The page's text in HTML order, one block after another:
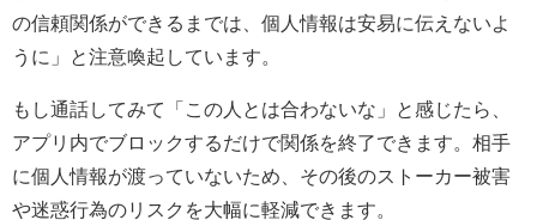
の信頼関係ができるまでは、個人情報は安易に伝えないよ
うに」と注意喚起しています。
もし通話してみて「この人とは合わないな」と感じたら、
アプリ内でブロックするだけで関係を終了できます。相手
に個人情報が渡っていないため、その後のストーカー被害
や迷惑行為のリスクを大幅に軽減できます。